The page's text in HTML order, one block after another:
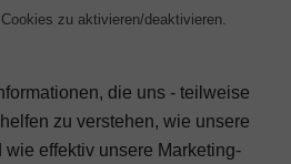
zu aktivieren/deaktivieren.
die uns - teilweise
zu verstehen, wie unsere
effektiv unsere Marketing-